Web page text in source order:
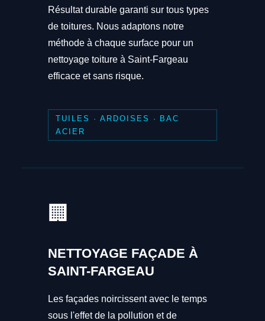
Résultat durable garanti sur tous types
de toitures. Nous adaptons notre
méthode à chaque surface pour un
nettoyage toiture à Saint-Fargeau
efficace et sans risque.
TUILES · ARDOISES · BAC
ACIER
🏢
NETTOYAGE FAÇADE À
SAINT-FARGEAU
Les façades noircissent avec le temps
sous l'effet de la pollution et de